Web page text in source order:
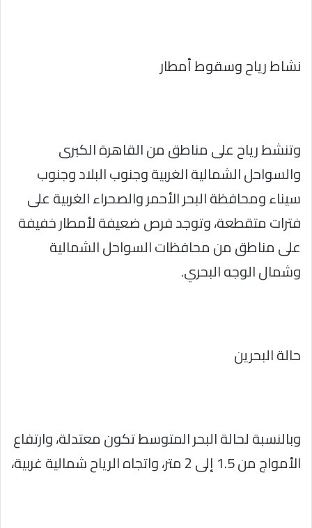
نشاط رياح وسقوط أمطار
وتنشط رياح على مناطق من القاهرة الكبرى
والسواحل الشمالية الغربية وجنوب البلاد وجنوب
سيناء ومحافظة البحر الأحمر والصحراء الغربية على
فترات متقطعة، وتوجد فرص ضعيفة لأمطار خفيفة
على مناطق من محافظات السواحل الشمالية
وشمال الوجه البحري.
حالة البحرين
وبالنسبة لحالة البحر المتوسط تكون معتدلة، وارتفاع
الأمواج من 1.5 إلى 2 متر، واتجاه الرياح شمالية غربية،